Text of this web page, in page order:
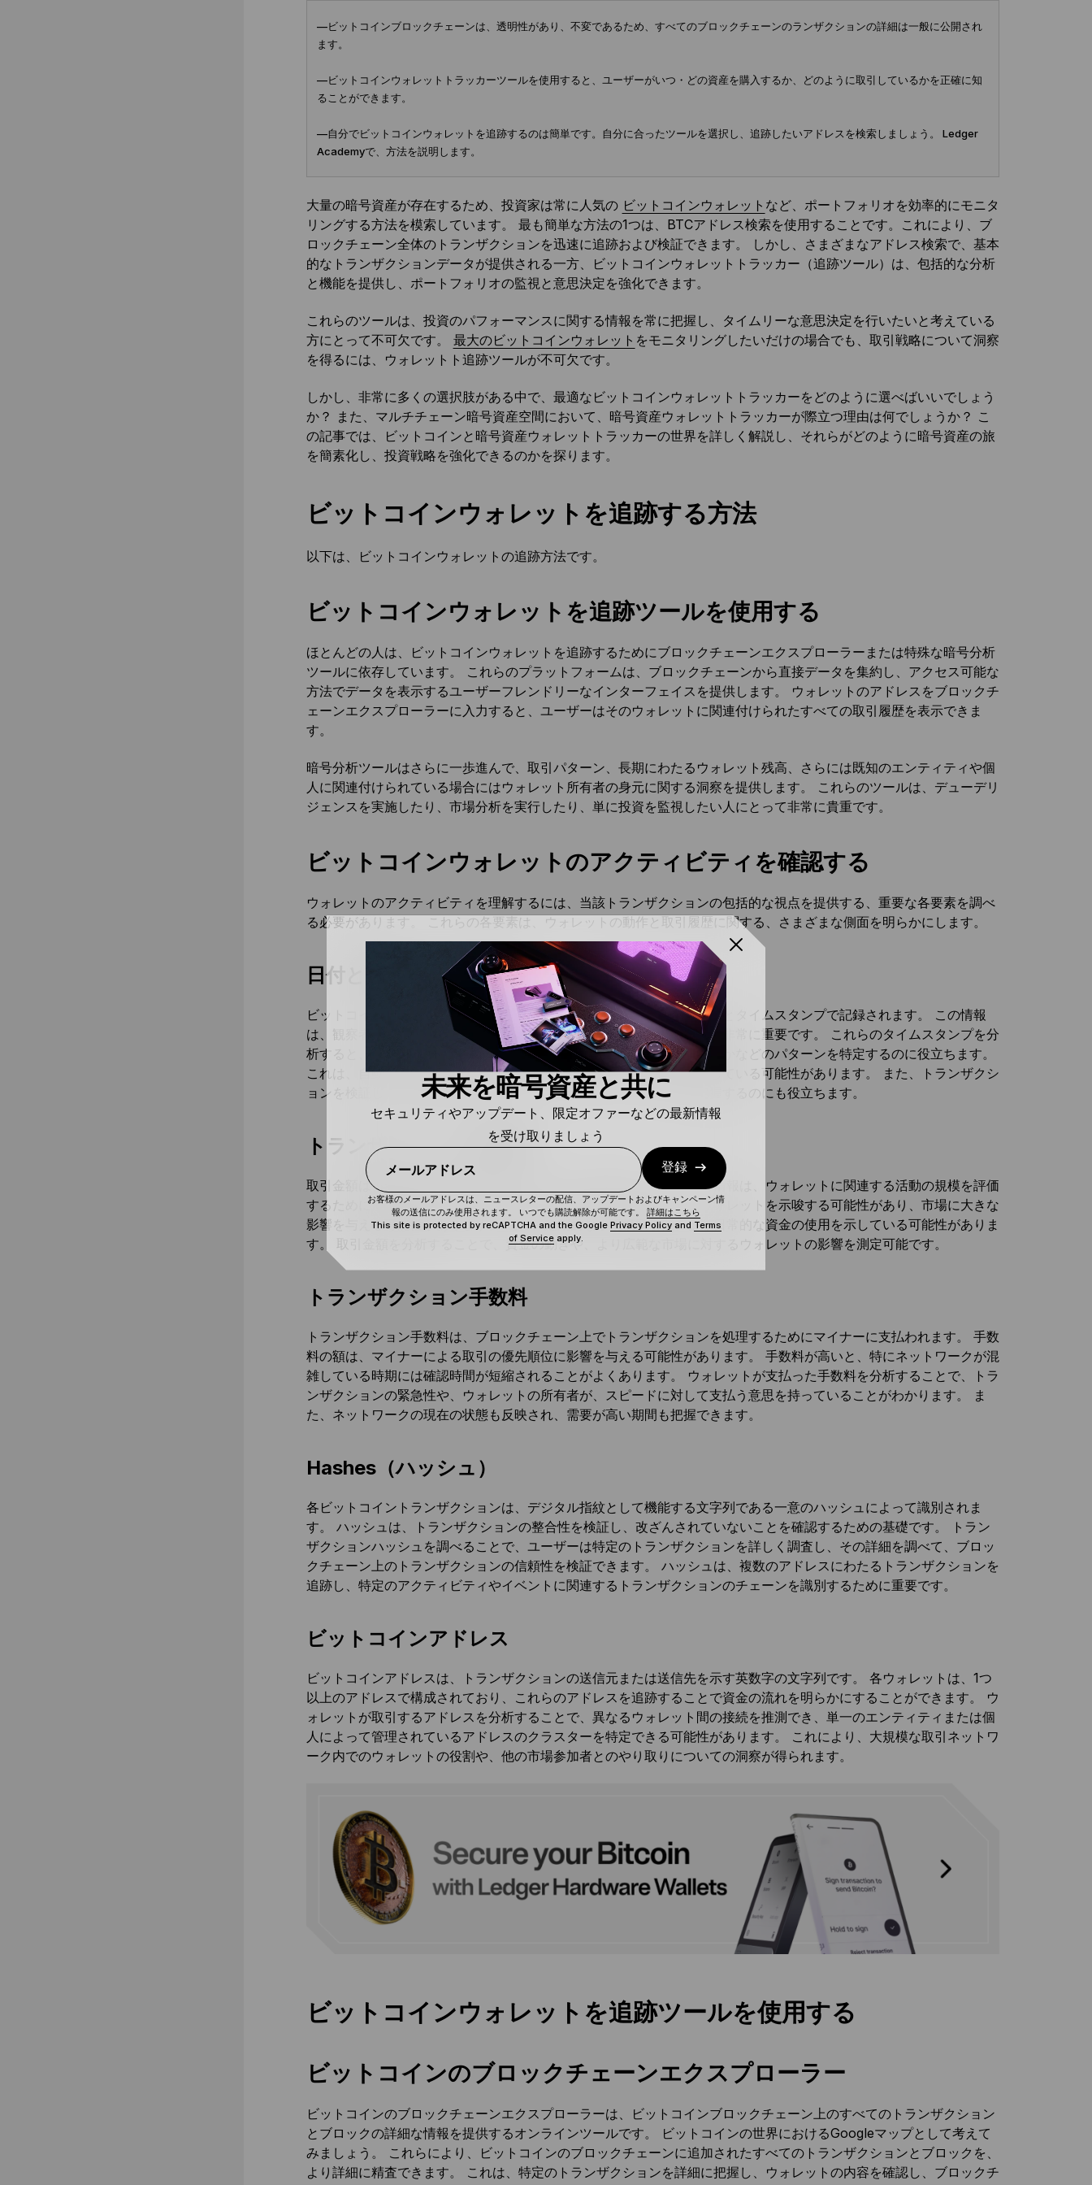
—ビットコインブロックチェーンは、透明性があり、不変であるため、すべてのブロックチェーンのランザクションの詳細は一般に公開され
ます。
—ビットコインウォレットトラッカーツールを使用すると、ユーザーがいつ・どの資産を購入するか、どのように取引しているかを正確に知
ることができます。
—自分でビットコインウォレットを追跡するのは簡単です。自分に合ったツールを選択し、追跡したいアドレスを検索しましょう。 Ledger
Academyで、方法を説明します。
大量の暗号資産が存在するため、投資家は常に人気の ビットコインウォレット など、ポートフォリオを効率的にモニタ
リングする方法を模索しています。 最も簡単な方法の1つは、BTCアドレス検索を使用することです。これにより、ブ
ロックチェーン全体のトランザクションを迅速に追跡および検証できます。 しかし、さまざまなアドレス検索で、基本
的なトランザクションデータが提供される一方、ビットコインウォレットトラッカー（追跡ツール）は、包括的な分析
と機能を提供し、ポートフォリオの監視と意思決定を強化できます。
これらのツールは、投資のパフォーマンスに関する情報を常に把握し、タイムリーな意思決定を行いたいと考えている
方にとって不可欠です。 最大のビットコインウォレット をモニタリングしたいだけの場合でも、取引戦略について洞察
を得るには、ウォレットト追跡ツールが不可欠です。
しかし、非常に多くの選択肢がある中で、最適なビットコインウォレットトラッカーをどのように選べばいいでしょう
か？ また、マルチチェーン暗号資産空間において、暗号資産ウォレットトラッカーが際立つ理由は何でしょうか？ こ
の記事では、ビットコインと暗号資産ウォレットトラッカーの世界を詳しく解説し、それらがどのように暗号資産の旅
を簡素化し、投資戦略を強化できるのかを探ります。
ビットコインウォレットを追跡する方法
以下は、ビットコインウォレットの追跡方法です。
ビットコインウォレットを追跡ツールを使用する
ほとんどの人は、ビットコインウォレットを追跡するためにブロックチェーンエクスプローラーまたは特殊な暗号分析
ツールに依存しています。 これらのプラットフォームは、ブロックチェーンから直接データを集約し、アクセス可能な
方法でデータを表示するユーザーフレンドリーなインターフェイスを提供します。 ウォレットのアドレスをブロックチ
ェーンエクスプローラーに入力すると、ユーザーはそのウォレットに関連付けられたすべての取引履歴を表示できま
す。
暗号分析ツールはさらに一歩進んで、取引パターン、長期にわたるウォレット残高、さらには既知のエンティティや個
人に関連付けられている場合にはウォレット所有者の身元に関する洞察を提供します。 これらのツールは、デューデリ
ジェンスを実施したり、市場分析を実行したり、単に投資を監視したい人にとって非常に貴重です。
ビットコインウォレットのアクティビティを確認する
ウォレットのアクティビティを理解するには、当該トランザクションの包括的な視点を提供する、重要な各要素を調べ
る必要があります。 これらの各要素は、ウォレットの動作と取引履歴に関する、さまざまな側面を明らかにします。
日付と時刻のスタンプ
ビットコインブロックチェーン上の各トランザクションは、正確な日付とタイムスタンプで記録されます。 この情報
は、観察者が取引が行われた正確な瞬間を追跡できるようにするため、非常に重要です。 これらのタイムスタンプを分
析すると、ウォレットが特定の時間に資金を移動する傾向があるかどうかなどのパターンを特定するのに役立ちます。
これは、自動化されたトランザクションや市場イベントへの反応を示している可能性があります。 また、トランザクシ
ョンを検証し、特定の期間におけるウォレットのアクティビティを把握するのにも役立ちます。
トランザクションの金額
取引金額は、各取引で転送されたビットコインの量を示します。 この情報は、ウォレットに関連する活動の規模を評価
するために使用できます。 大規模なトランザクションは「クジラ」ウォレットを示唆する可能性があり、市場に大きな
影響を与える可能性があります。 逆に、定期的な小規模取引は、より日常的な資金の使用を示している可能性がありま
す。 取引金額を分析することで、資金の動きや、より広範な市場に対するウォレットの影響を測定可能です。
トランザクション手数料
トランザクション手数料は、ブロックチェーン上でトランザクションを処理するためにマイナーに支払われます。 手数
料の額は、マイナーによる取引の優先順位に影響を与える可能性があります。 手数料が高いと、特にネットワークが混
雑している時期には確認時間が短縮されることがよくあります。 ウォレットが支払った手数料を分析することで、トラ
ンザクションの緊急性や、ウォレットの所有者が、スピードに対して支払う意思を持っていることがわかります。 ま
た、ネットワークの現在の状態も反映され、需要が高い期間も把握できます。
Hashes（ハッシュ）
各ビットコイントランザクションは、デジタル指紋として機能する文字列である一意のハッシュによって識別されま
す。 ハッシュは、トランザクションの整合性を検証し、改ざんされていないことを確認するための基礎です。 トラン
ザクションハッシュを調べることで、ユーザーは特定のトランザクションを詳しく調査し、その詳細を調べて、ブロッ
クチェーン上のトランザクションの信頼性を検証できます。 ハッシュは、複数のアドレスにわたるトランザクションを
追跡し、特定のアクティビティやイベントに関連するトランザクションのチェーンを識別するために重要です。
ビットコインアドレス
ビットコインアドレスは、トランザクションの送信元または送信先を示す英数字の文字列です。 各ウォレットは、1つ
以上のアドレスで構成されており、これらのアドレスを追跡することで資金の流れを明らかにすることができます。 ウ
ォレットが取引するアドレスを分析することで、異なるウォレット間の接続を推測でき、単一のエンティティまたは個
人によって管理されているアドレスのクラスターを特定できる可能性があります。 これにより、大規模な取引ネットワ
ーク内でのウォレットの役割や、他の市場参加者とのやり取りについての洞察が得られます。
ビットコインウォレットを追跡ツールを使用する
ビットコインのブロックチェーンエクスプローラー
ビットコインのブロックチェーンエクスプローラーは、ビットコインブロックチェーン上のすべてのトランザクション
とブロックの詳細な情報を提供するオンラインツールです。 ビットコインの世界におけるGoogleマップとして考えて
みましょう。 これらにより、ビットコインのブロックチェーンに追加されたすべてのトランザクションとブロックを、
より詳細に精査できます。 これは、特定のトランザクションを詳細に把握し、ウォレットの内容を確認し、ブロックチ
未来を暗号資産と共に
セキュリティやアップデート、限定オファーなどの最新情報
を受け取りましょう
メールアドレス 登録
お客様のメールアドレスは、ニュースレターの配信、アップデートおよびキャンペーン情
報の送信にのみ使用されます。 いつでも購読解除が可能です。 詳細はこちら
This site is protected by reCAPTCHA and the Google Privacy Policy and Terms
of Service apply.